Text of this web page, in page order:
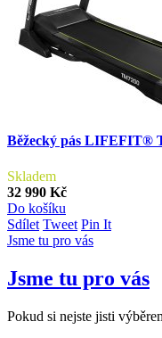
Běžecký pás LIFEFIT®
Skladem
32 990 Kč
Do košíku
Sdílet Tweet Pin It
Jsme tu pro vás
Jsme tu pro vás
Pokud si nejste jisti